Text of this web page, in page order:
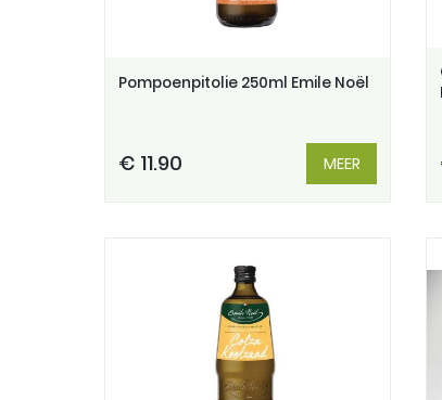
Pompoenpitolie 250ml Emile Noël
€ 11.90 MEER